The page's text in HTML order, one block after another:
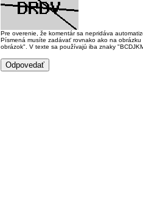
Pre overenie, že komentár sa nepridáva
Písmená musíte zadávať rovnako ako na
obrázok". V texte sa používajú iba znaky